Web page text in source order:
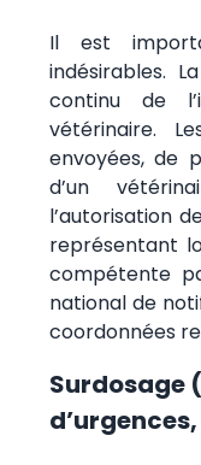
Il est
indésirables.
continu de
vétérinaire.
envoyées, de
d’un
l’autorisation
représentant
compétente
national de
coordonnées
Surdosage